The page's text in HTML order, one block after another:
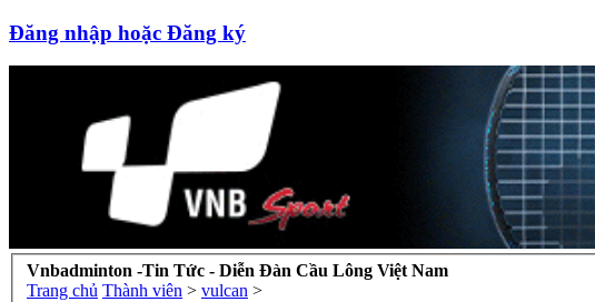
Đăng nhập hoặc Đăng ký
Vnbadminton -Tin Tức - Diễn Đàn Cầu Lông Việt Nam
Trang chủ Thành viên > vulcan >